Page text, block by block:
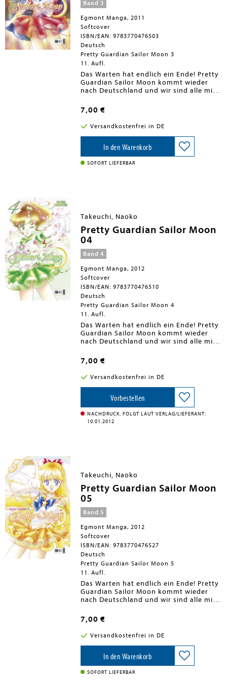
Band 3
Egmont Manga, 2011
Softcover
ISBN/EAN: 9783770476503
Deutsch
Pretty Guardian Sailor Moon 3
11. Aufl.
Das Warten hat endlich ein Ende! Pretty
Guardian Sailor Moon kommt wieder
nach Deutschland und wir sind alle mit
kleines blondes Mädchen für Furore
gesorgt und einen spektakulären
Manga-Boom in Deutschland ausgelöst.
Die Rede ist von Usagi Tsukino, alias
Sailor Moon, die zusammen mit
Kätzchen Luna und ihren Sailor-
Kriegerinnen für Liebe und
Gerechtigkeit kämpft. Die Neuausgabe
und enthalten prächtige Farbseiten.
Doch damit nicht genug: nach Abschluß
der 12-bändigen Serie werden auch
noch die Extrabände Sailor V und Sailor
Moon Short Stories veröffentlicht!
7,00 €
Versandkostenfrei in DE
In den Warenkorb
SOFORT LIEFERBAR
Takeuchi, Naoko
Pretty Guardian Sailor Moon
04
Band 4
Egmont Manga, 2012
Softcover
ISBN/EAN: 9783770476510
Deutsch
Pretty Guardian Sailor Moon 4
11. Aufl.
Das Warten hat endlich ein Ende! Pretty
Guardian Sailor Moon kommt wieder
nach Deutschland und wir sind alle mit
kleines blondes Mädchen für Furore
gesorgt und einen spektakulären
Manga-Boom in Deutschland ausgelöst.
Die Rede ist von Usagi Tsukino, alias
Sailor Moon, die zusammen mit
Kätzchen Luna und ihren Sailor-
Kriegerinnen für Liebe und
Gerechtigkeit kämpft. Die Neuausgabe
des Ausnahme-Klassikers erscheint ab
Doch damit nicht genug: nach Abschluß
der 12-bändigen Serie werden auch
noch die Extrabände Sailor V und Sailor
Moon Short Stories veröffentlicht!
7,00 €
Versandkostenfrei in DE
Vorbestellen
NACHDRUCK. FOLGT LAUT VERLAG/LIEFERANT:
10.01.2012
Takeuchi, Naoko
Pretty Guardian Sailor Moon
05
Band 5
Egmont Manga, 2012
Softcover
ISBN/EAN: 9783770476527
Deutsch
Pretty Guardian Sailor Moon 5
11. Aufl.
Das Warten hat endlich ein Ende! Pretty
Guardian Sailor Moon kommt wieder
nach Deutschland und wir sind alle mit
kleines blondes Mädchen für Furore
gesorgt und einen spektakulären
Manga-Boom in Deutschland ausgelöst.
Die Rede ist von Usagi Tsukino, alias
Sailor Moon, die zusammen mit
Kätzchen Luna und ihren Sailor-
Kriegerinnen für Liebe und
Gerechtigkeit kämpft. Die Neuausgabe
7,00 €
Versandkostenfrei in DE
In den Warenkorb
SOFORT LIEFERBAR